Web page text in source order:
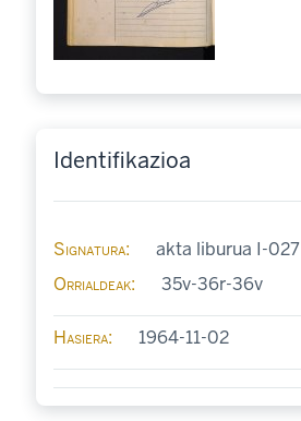
Identifikazioa
Signatura
akta liburua I-027
Orrialdeak
35v-36r-36v
Hasiera 1964-11-02